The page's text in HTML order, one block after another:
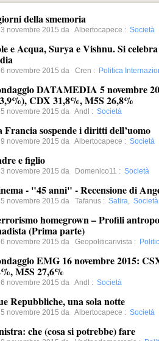
della smemoria
novembre 2015 da Albertocapece : Società
e Acqua, Surya e Vishnu. Si
novembre 2015 da Cren : Politica
DATAMEDIA 5 novembre
CDX 31,8%, M5S 26,8%
novembre 2015 da Andl : Società
Francia sospende i diritti dell’uomo
novembre 2015 da Albertocapece : Società
e figlio
novembre 2015 da Domenico11 : Società
- "45 anni" - Recensione di
novembre 2015 da Tafanus : Satira, Società
homegrown – Profili
(Prima parte)
novembre 2015 da Geopoliticarivista :
EMG 16 novembre 2015:
M5S 27,6%
novembre 2015 da Andl : Società
Repubbliche, una sola notte
novembre 2015 da Albertocapece : Società
che (cosa si potrebbe) fare